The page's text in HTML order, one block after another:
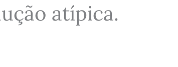
atípica.